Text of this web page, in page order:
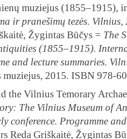
muziejus (1855–1915),
ir pranešimų tezės. Vilnius,
Žygintas Būčys = The
(1855–1915).
and lecture summaries.
2015. ISBN 978-
the Vilnius Temorary
The Vilnius Museum of
conference. Programme
Reda Griškaitė, Žygintas